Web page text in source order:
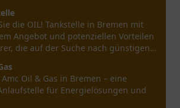
die OIL! Tankstelle in Bremen mit
Angebot und potenziellen Vorteilen
die auf der Suche nach günstigen
Oil & Gas in Bremen – eine
für Energielösungen und